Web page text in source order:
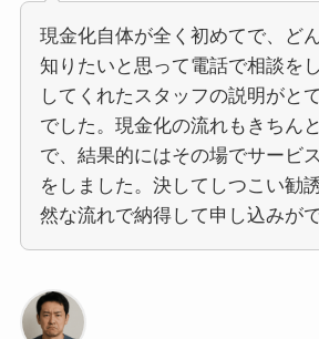
現金化自体が全く初めてで、ど
知りたいと思って電話で相談を
してくれたスタッフの説明がと
でした。現金化の流れもきちん
で、結果的にはその場でサービ
をしました。決してしつこい勧
然な流れで納得して申し込みが